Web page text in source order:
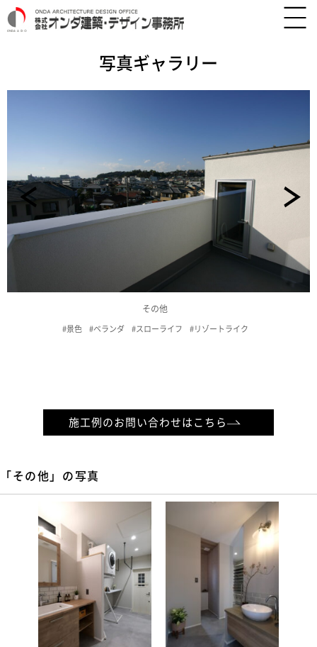
写真ギャラリー
その他
#景色 #ベランダ #スローライフ #リゾートライク
施工例のお問い合わせはこちら
「その他」の写真